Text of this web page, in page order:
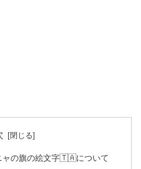
ャの旗の絵文字🇹🇦について